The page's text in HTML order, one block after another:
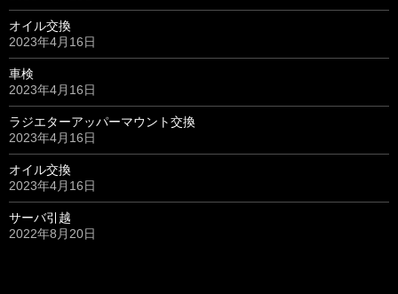
オイル交換
2023年4月16日
車検
2023年4月16日
ラジエターアッパーマウント交換
2023年4月16日
オイル交換
2023年4月16日
サーバ引越
2022年8月20日